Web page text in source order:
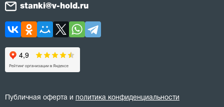
stanki@v-hold.ru
Публичная оферта и политика конфиденциальности